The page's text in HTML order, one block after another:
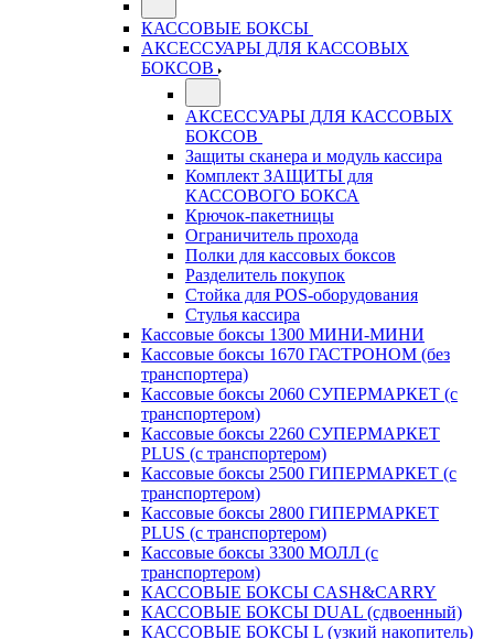
КАССОВЫЕ БОКСЫ
АКСЕССУАРЫ ДЛЯ КАССОВЫХ
БОКСОВ
АКСЕССУАРЫ ДЛЯ КАССОВЫХ
БОКСОВ
Защиты сканера и модуль кассира
Комплект ЗАЩИТЫ для
КАССОВОГО БОКСА
Крючок-пакетницы
Ограничитель прохода
Полки для кассовых боксов
Разделитель покупок
Стойка для POS-оборудования
Стулья кассира
Кассовые боксы 1300 МИНИ-МИНИ
Кассовые боксы 1670 ГАСТРОНОМ (без
транспортера)
Кассовые боксы 2060 СУПЕРМАРКЕТ (с
транспортером)
Кассовые боксы 2260 СУПЕРМАРКЕТ
PLUS (с транспортером)
Кассовые боксы 2500 ГИПЕРМАРКЕТ (с
транспортером)
Кассовые боксы 2800 ГИПЕРМАРКЕТ
PLUS (с транспортером)
Кассовые боксы 3300 МОЛЛ (с
транспортером)
КАССОВЫЕ БОКСЫ CASH&CARRY
КАССОВЫЕ БОКСЫ DUAL (сдвоенный)
КАССОВЫЕ БОКСЫ L (узкий накопитель)